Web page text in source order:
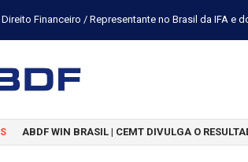
Financeiro / Representante no Brasil da IFA e
ABDF WIN BRASIL | CEMT DIVULGA O